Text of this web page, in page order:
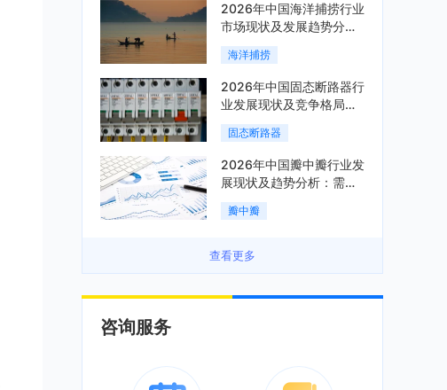
2026年中国海洋捕捞行业
市场现状及发展趋势分
析：科技赋能与智能化转
型加速「图」
海洋捕捞
2026年中国固态断路器行
业发展现状及竞争格局分
析：国际巨头领跑技术，
国内企业加速追赶「图」
固态断路器
2026年中国瓣中瓣行业发
展现状及趋势分析：需求
可持续释放，市场发展前
景良好「图」
瓣中瓣
查看更多
咨询服务